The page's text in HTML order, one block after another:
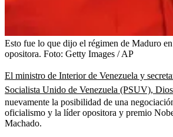
Esto fue lo que dijo el régimen de Maduro
opositora. Foto: Getty Images / AP
El ministro de Interior de Venezuela y
Socialista Unido de Venezuela (PSUV),
nuevamente la posibilidad de una
oficialismo y la líder opositora y premio
Machado.